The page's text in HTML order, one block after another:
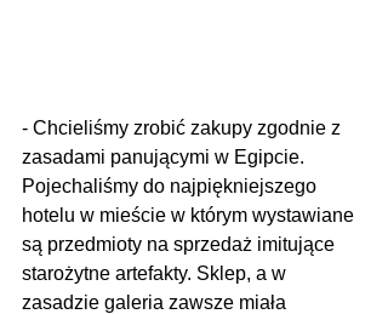
- Chcieliśmy zrobić zakupy zgodnie z
zasadami panującymi w Egipcie.
Pojechaliśmy do najpiękniejszego
hotelu w mieście w którym wystawiane
są przedmioty na sprzedaż imitujące
starożytne artefakty. Sklep, a w
zasadzie galeria zawsze miała